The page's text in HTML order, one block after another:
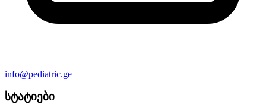
info@pediatric.ge
სტატიები